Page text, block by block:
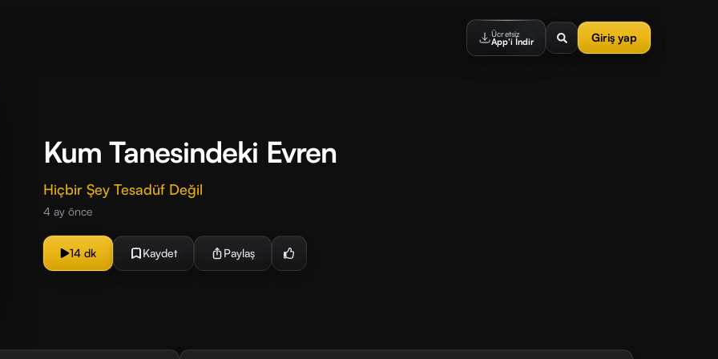
Ücretsiz
App'i İndir Giriş yap
Kum Tanesindeki Evren
Hiçbir Şey Tesadüf Değil
4 ay önce
14 dk Kaydet Paylaş